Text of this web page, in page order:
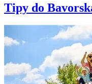
Tipy do